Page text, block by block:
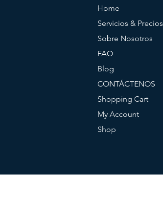
Home
Servicios & Precios
Sobre Nosotros
FAQ
Blog
CONTÁCTENOS
Shopping Cart
My Account
Shop